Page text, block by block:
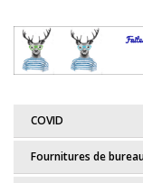
COVID
Fournitures de